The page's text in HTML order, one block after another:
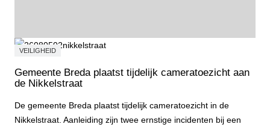
VEILIGHEID
Gemeente Breda plaatst tijdelijk cameratoezicht aan
de Nikkelstraat
De gemeente Breda plaatst tijdelijk cameratoezicht in de
Nikkelstraat. Aanleiding zijn twee ernstige incidenten bij een